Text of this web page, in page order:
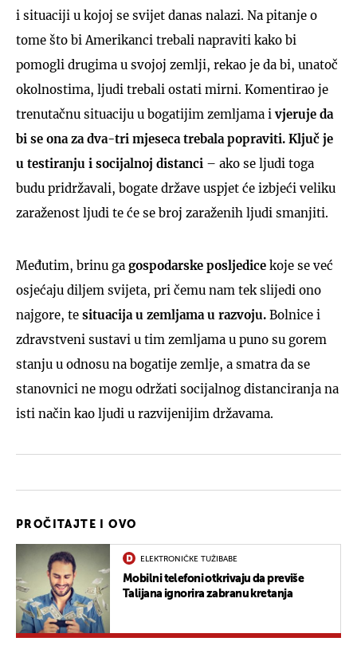
i situaciji u kojoj se svijet danas nalazi. Na pitanje o
tome što bi Amerikanci trebali napraviti kako bi
pomogli drugima u svojoj zemlji, rekao je da bi, unatoč
okolnostima, ljudi trebali ostati mirni. Komentirao je
trenutačnu situaciju u bogatijim zemljama i vjeruje da
bi se ona za dva-tri mjeseca trebala popraviti. Ključ je
u testiranju i socijalnoj distanci – ako se ljudi toga
budu pridržavali, bogate države uspjet će izbjeći veliku
zaraženost ljudi te će se broj zaraženih ljudi smanjiti.
Međutim, brinu ga gospodarske posljedice koje se već
osjećaju diljem svijeta, pri čemu nam tek slijedi ono
najgore, te situacija u zemljama u razvoju. Bolnice i
zdravstveni sustavi u tim zemljama u puno su gorem
stanju u odnosu na bogatije zemlje, a smatra da se
stanovnici ne mogu održati socijalnog distanciranja na
isti način kao ljudi u razvijenijim državama.
PROČITAJTE I OVO
ELEKTRONIČKE TUŽIBABE
Mobilni telefoni otkrivaju da previše
Talijana ignorira zabranu kretanja